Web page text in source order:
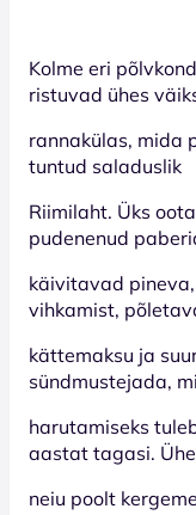
Kolme eri
ristuvad ühes
rannakülas, mida
tuntud saladuslik
Riimilaht. Üks
pudenenud
käivitavad
vihkamist,
kättemaksu ja
sündmustejada,
harutamiseks
aastat tagasi.
neiu poolt